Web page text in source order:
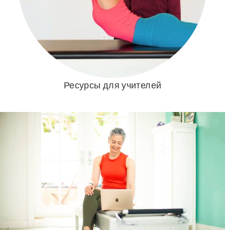
Ресурсы для учителей